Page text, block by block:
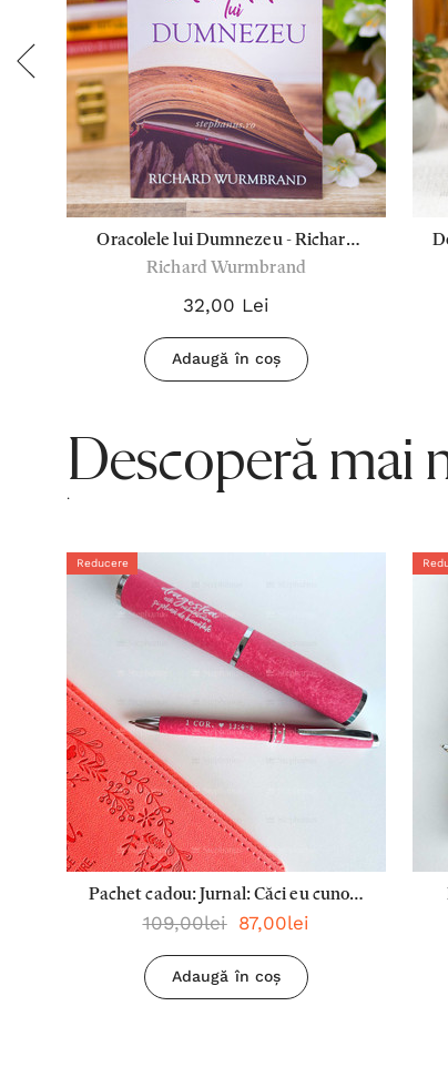
Oracolele lui Dumnezeu - Richard
Wurmbrand
Richard Wurmbrand
32,00 Lei
Adaugă în coș
Descoperă mai
.
Reducere
Pachet cadou: Jurnal: Căci eu cunosc
planurile + Pix: Dragostea este
răbdătoare
109,00lei 87,00lei
Adaugă în coș